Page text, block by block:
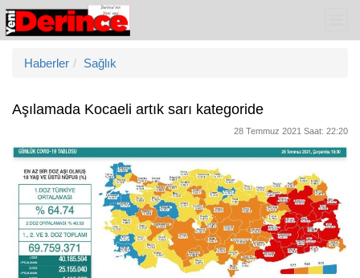
Haberler Sağlık
Aşılamada Kocaeli artık sarı kategoride
28 Temmuz 2021 Saat: 22:20